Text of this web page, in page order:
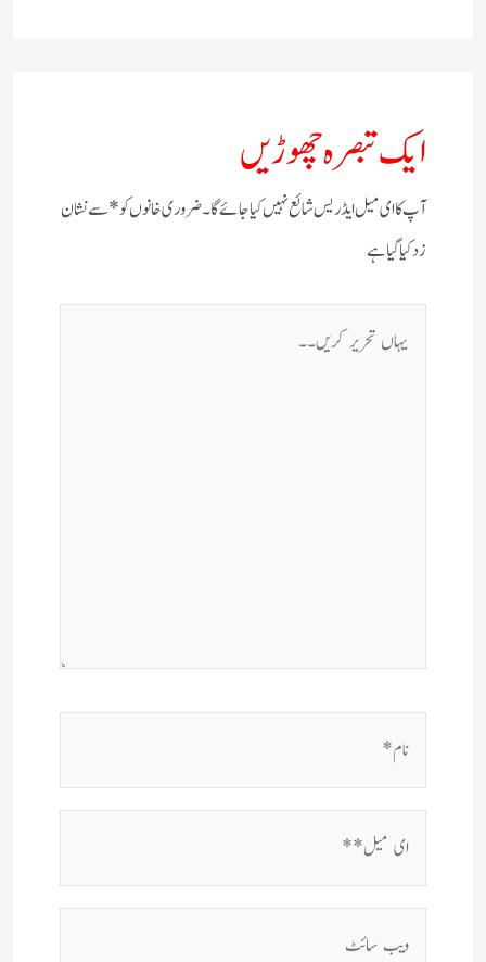
ایک تبصرہ چھوڑیں
آپ کا ای میل ایڈریس شائع نہیں کیا جائے گا۔ضروری خانوں کو*سے نشان
زد کیا گیا ہے
یہاں
تحریر